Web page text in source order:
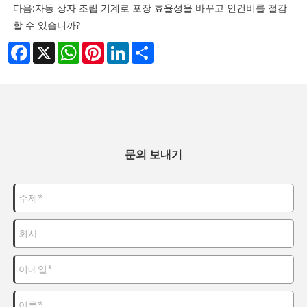
다음:자동 상자 조립 기계로 포장 효율성을 바꾸고 인건비를 절감
할 수 있습니까?
Facebook
X WhatsAppPinterestLinkedIn
문의 보내기